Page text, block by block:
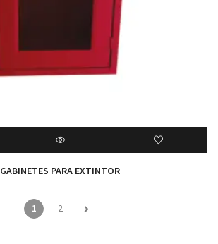
GABINETES PARA EXTINTOR
1 2